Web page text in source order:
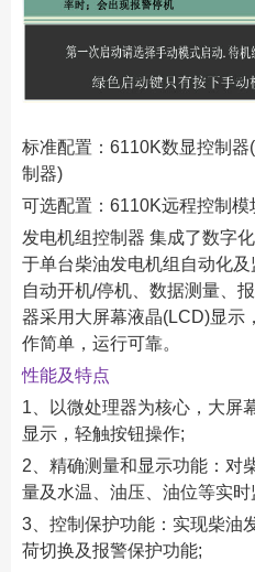
标准配置：6110K数显控制
制器)
可选配置：6110K远程控制模
发电机组控制器 集成了数字
于单台柴油发电机组自动化
自动开机/停机、数据测量、
器采用大屏幕液晶(LCD)显示
作简单，运行可靠。
性能及特点
1、以微处理器为核心，大屏
显示，轻触按钮操作;
2、精确测量和显示功能：对
量及水温、油压、油位等实时
3、控制保护功能：实现柴油
荷切换及报警保护功能;